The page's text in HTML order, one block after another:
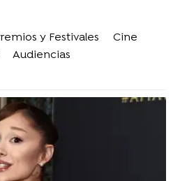
y Festivales
Cine
Audiencias